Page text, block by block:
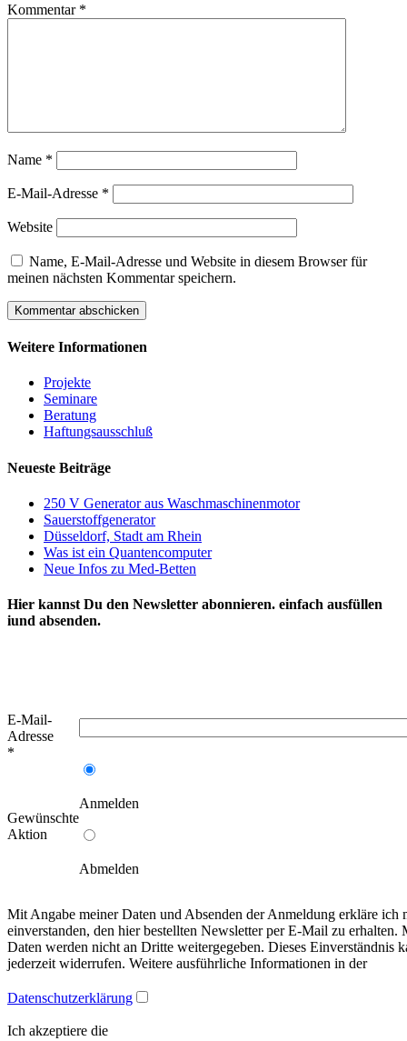
Kommentar *
Name *
E-Mail-Adresse *
Website
Name, E-Mail-Adresse und Website in diesem Browser für
meinen nächsten Kommentar speichern.
Weitere Informationen
Projekte
Seminare
Beratung
Haftungsausschluß
Neueste Beiträge
250 V Generator aus Waschmaschinenmotor
Sauerstoffgenerator
Düsseldorf, Stadt am Rhein
Was ist ein Quantencomputer
Neue Infos zu Med-Betten
Hier kannst Du den Newsletter abonnieren. einfach ausfüllen
iund absenden.
E-Mail-
Adresse
*
Gewünschte
Aktion
Anmelden
Abmelden
Mit Angabe meiner Daten und Absenden der Anmeldung erkläre ich
einverstanden, den hier bestellten Newsletter per E-Mail zu erhalten.
Daten werden nicht an Dritte weitergegeben. Dieses Einverständnis
jederzeit widerrufen. Weitere ausführliche Informationen in der
Datenschutzerklärung
Ich akzeptiere die